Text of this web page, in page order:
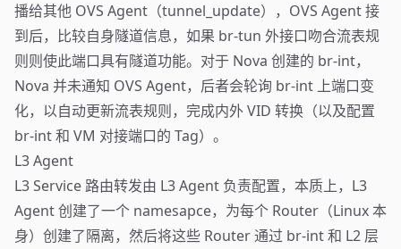
播给其他 OVS Agent（tunnel_update），OVS Agent 接
到后，比较自身隧道信息，如果 br-tun 外接口吻合流表规
则则使此端口具有隧道功能。对于 Nova 创建的 br-int，
Nova 并未通知 OVS Agent，后者会轮询 br-int 上端口变
化，以自动更新流表规则，完成内外 VID 转换（以及配置
br-int 和 VM 对接端口的 Tag）。
L3 Agent
L3 Service 路由转发由 L3 Agent 负责配置，本质上，L3
Agent 创建了一个 namesapce，为每个 Router（Linux 本
身）创建了隔离，然后将这些 Router 通过 br-int 和 L2 层